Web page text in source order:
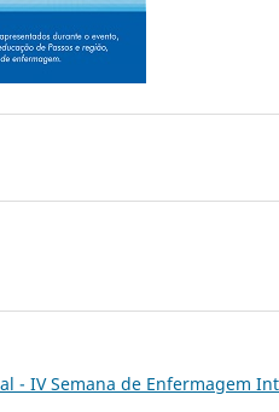
- IV Semana de Enfermagem